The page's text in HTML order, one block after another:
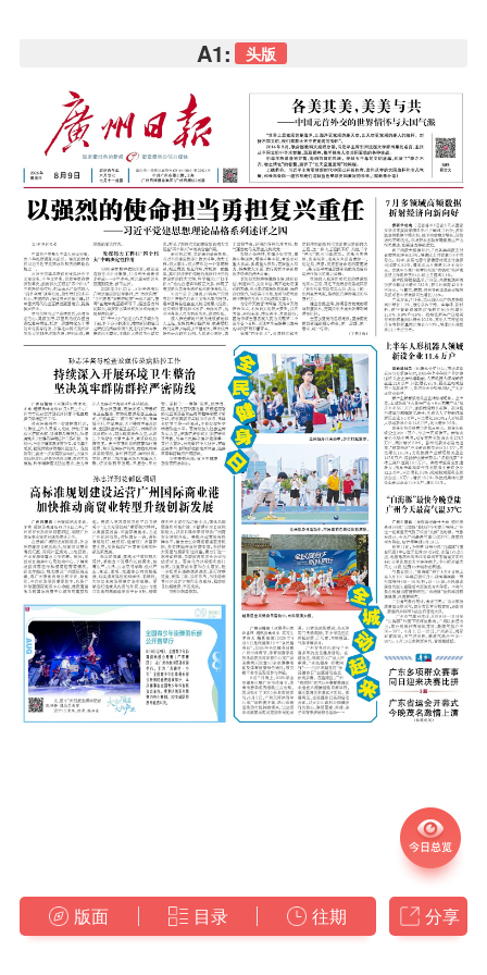
A1: 头版
版面 目录 往期 分享